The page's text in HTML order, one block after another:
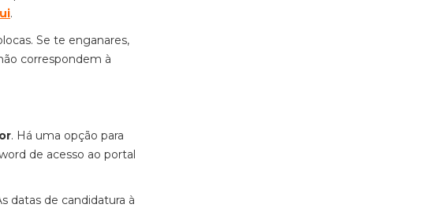
.
Se te enganares,
correspondem à
. Há uma opção para
de acesso ao portal
datas de candidatura à